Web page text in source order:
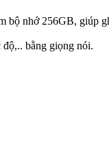
nhớ 256GB, giúp
bằng giọng nói.